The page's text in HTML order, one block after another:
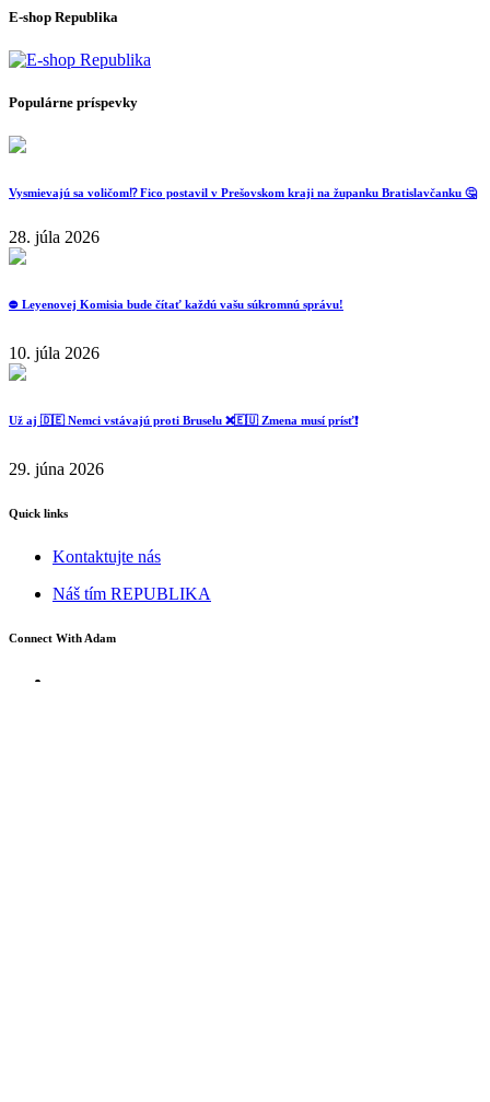
E-shop Republika
Populárne príspevky
Vysmievajú sa voličom⁉️ Fico postavil v Prešovskom kraji na županku Bratislavčanku 🤔
28. júla 2026
⛔️ Leyenovej Komisia bude čítať každú vašu súkromnú správu!
10. júla 2026
Už aj 🇩🇪 Nemci vstávajú proti Bruselu ❌️🇪🇺 Zmena musí prísť❗️
29. júna 2026
Quick links
Kontaktujte nás
Náš tím REPUBLIKA
Connect With Adam